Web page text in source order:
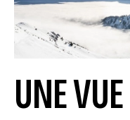
UNE